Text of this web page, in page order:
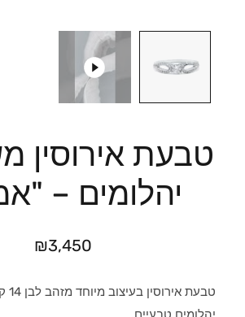
טבעת אירוסין
יהלומים –
₪3,450